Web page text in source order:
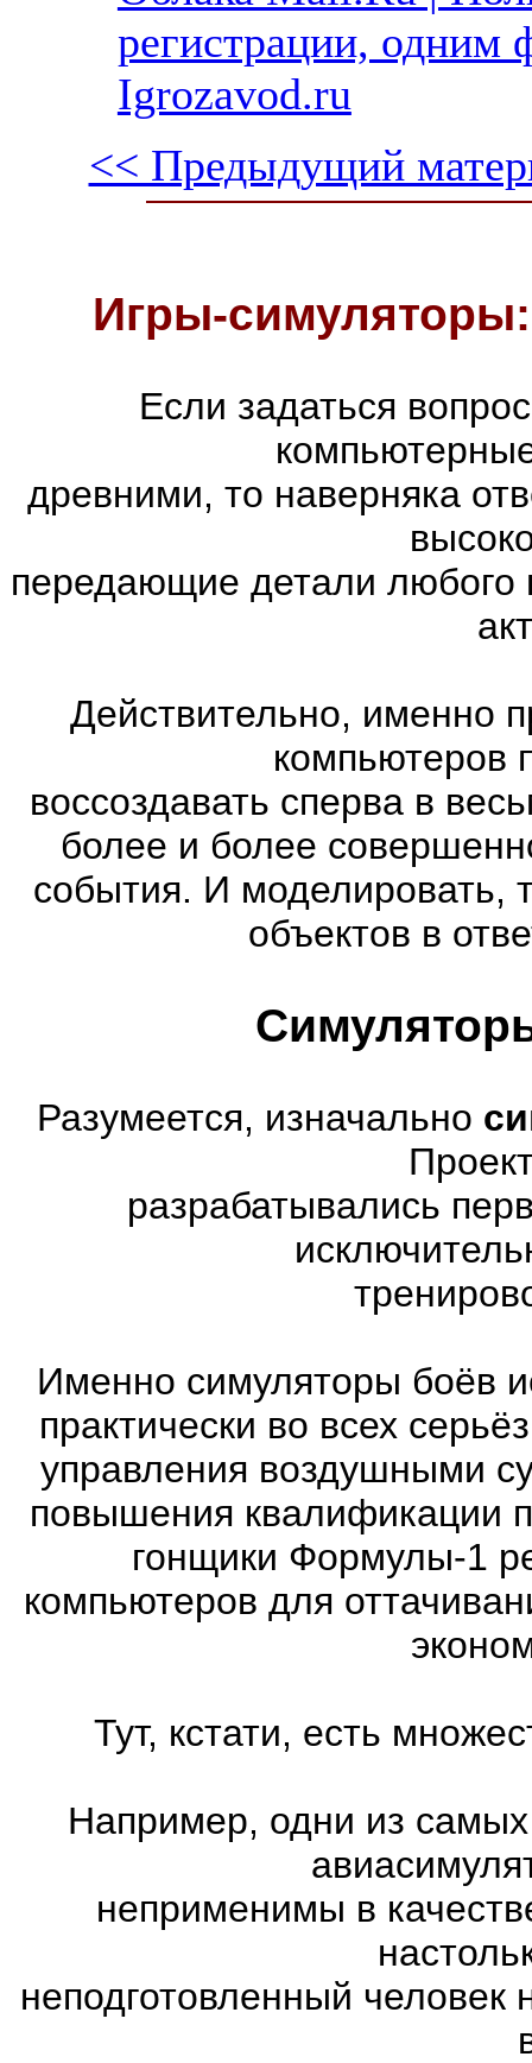
регистрации,
Igrozavod.ru
<< Предыдущий
Игры-
Если задаться
древними, то наверняка
передающие детали любого
Действительно, именно
компьютеров
воссоздавать сперва в
более и более
события. И моделировать,
объектов в
Разумеется, изначально
разрабатывались
Именно симуляторы боёв
практически во всех
управления воздушными
повышения квалификации
гонщики Формулы-1
компьютеров для
Тут, кстати, есть
Например, одни из
неприменимы в
неподготовленный